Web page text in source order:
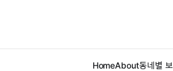
HomeAbout동네별